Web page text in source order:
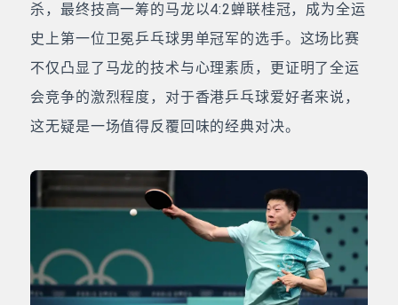
杀，最终技高一筹的马龙以4:2蝉联桂冠，成为全运
史上第一位卫冕乒乓球男单冠军的选手。这场比赛
不仅凸显了马龙的技术与心理素质，更证明了全运
会竞争的激烈程度，对于香港乒乓球爱好者来说，
这无疑是一场值得反覆回味的经典对决。